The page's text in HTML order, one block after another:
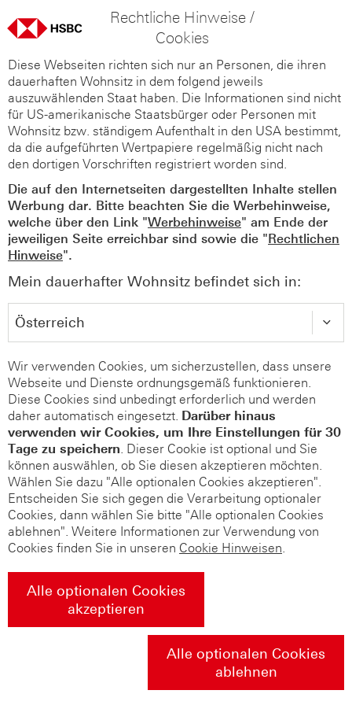
Rechtliche Hinweise /
Cookies
Diese Webseiten richten sich nur an Personen, die ihren
dauerhaften Wohnsitz in dem folgend jeweils
auszuwählenden Staat haben. Die Informationen sind nicht
für US-amerikanische Staatsbürger oder Personen mit
Wohnsitz bzw. ständigem Aufenthalt in den USA bestimmt,
da die aufgeführten Wertpapiere regelmäßig nicht nach
den dortigen Vorschriften registriert worden sind.
Die auf den Internetseiten dargestellten Inhalte stellen
Werbung dar. Bitte beachten Sie die Werbehinweise,
welche über den Link "Werbehinweise" am Ende der
jeweiligen Seite erreichbar sind sowie die "Rechtlichen
Hinweise".
Mein dauerhafter Wohnsitz befindet sich in:
Wir verwenden Cookies, um sicherzustellen, dass unsere
Webseite und Dienste ordnungsgemäß funktionieren.
Diese Cookies sind unbedingt erforderlich und werden
daher automatisch eingesetzt. Darüber hinaus
verwenden wir Cookies, um Ihre Einstellungen für 30
Tage zu speichern. Dieser Cookie ist optional und Sie
können auswählen, ob Sie diesen akzeptieren möchten.
Wählen Sie dazu "Alle optionalen Cookies akzeptieren".
Entscheiden Sie sich gegen die Verarbeitung optionaler
Cookies, dann wählen Sie bitte "Alle optionalen Cookies
ablehnen". Weitere Informationen zur Verwendung von
Cookies finden Sie in unseren Cookie Hinweisen.
Alle optionalen Cookies
akzeptieren
Alle optionalen Cookies
ablehnen